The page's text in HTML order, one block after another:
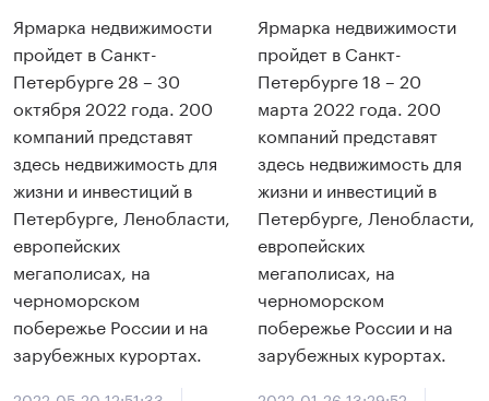
Ярмарка недвижимости
пройдет в Санкт-
Петербурге 28 – 30
октября 2022 года. 200
компаний представят
здесь недвижимость для
жизни и инвестиций в
Петербурге, Ленобласти,
европейских
мегаполисах, на
черноморском
побережье России и на
зарубежных курортах.
Ярмарка недвижимости
пройдет в Санкт-
Петербурге 18 – 20
марта 2022 года. 200
компаний представят
здесь недвижимость для
жизни и инвестиций в
Петербурге, Ленобласти,
европейских
мегаполисах, на
черноморском
побережье России и на
зарубежных курортах.